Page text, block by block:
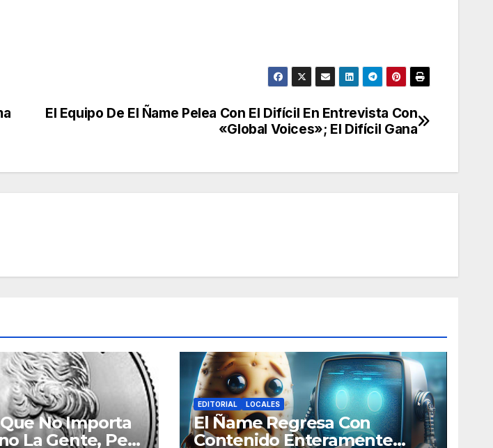
El Equipo De El Ñame Pelea Con El Difícil En Entrevista Con
«Global Voices»; El Difícil Gana
No Importa
La Gente, Pero
EDITORIAL LOCALES
El Ñame Regresa Con
Contenido Enteramente